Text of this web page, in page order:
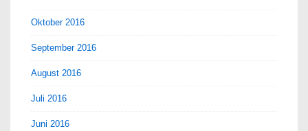
Oktober 2016
September 2016
August 2016
Juli 2016
Juni 2016